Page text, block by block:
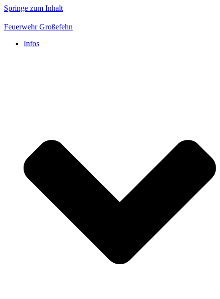
Springe zum Inhalt
Feuerwehr Großefehn
Infos